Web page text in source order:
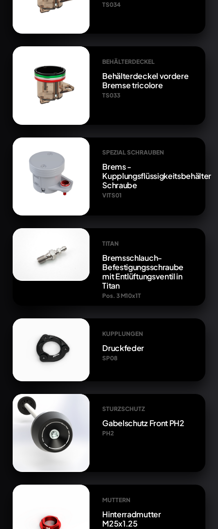
TS034
BEHÄLTERDECKEL
Behälterdeckel vordere
Bremse tricolore
TS033
SPEZIAL SCHRAUBEN
Brems -
Kupplungsflüssigkeitsbehälter
Schraube
VITS01
TITAN
Bremsschlauch-
Befestigungsschraube
mit Entlüftungsventil in
Titan
Pos. 3 M10x1T
KUPPLUNGEN
Druckfeder
SP08
STURZSCHUTZ
Gabelschutz Front PH2
PH2
MUTTERN
Hinterradmutter
M25x1.25